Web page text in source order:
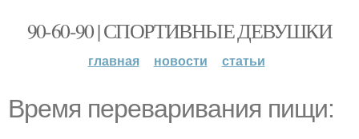
90-60-90 | СПОРТИВНЫЕ ДЕВУШКИ
главная новости статьи
Время переваривания пищи: